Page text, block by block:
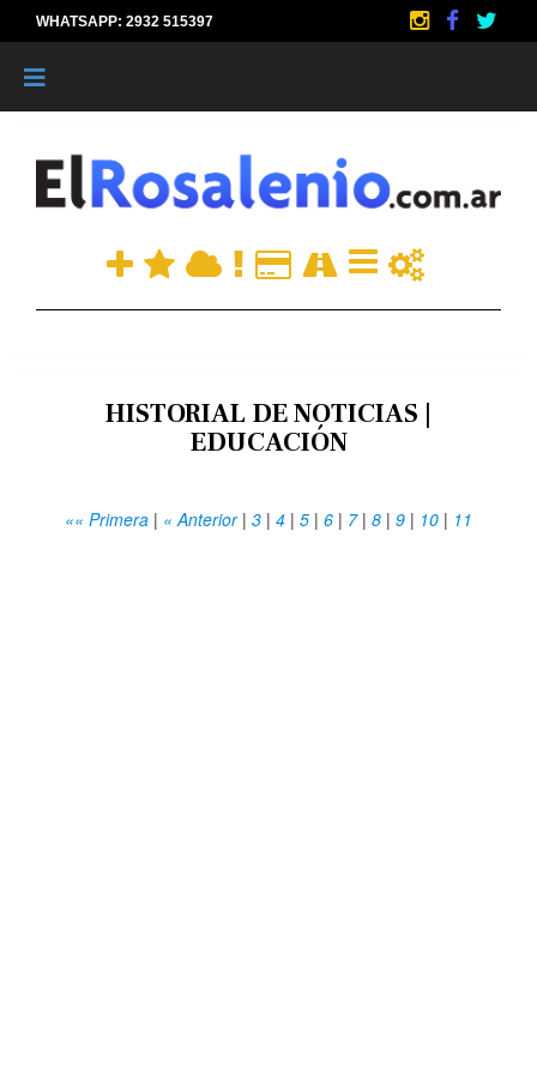
WHATSAPP: 2932 515397
HISTORIAL DE NOTICIAS |
EDUCACIÓN
«« Primera | « Anterior| 3 | 4 | 5 | 6 | 7| 8 | 9 | 10 | 11